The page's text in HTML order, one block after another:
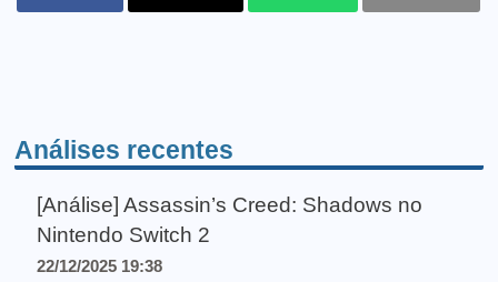
Análises recentes
[Análise] Assassin’s Creed: Shadows no
Nintendo Switch 2
22/12/2025 19:38